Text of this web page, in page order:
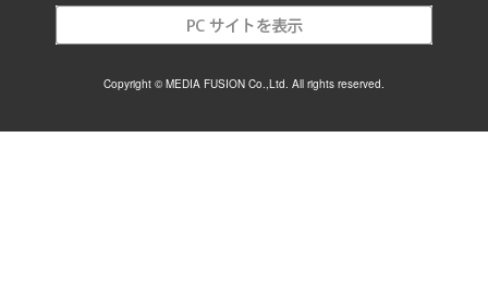
Copyright © MEDIA FUSION Co.,Ltd. All rights reserved.